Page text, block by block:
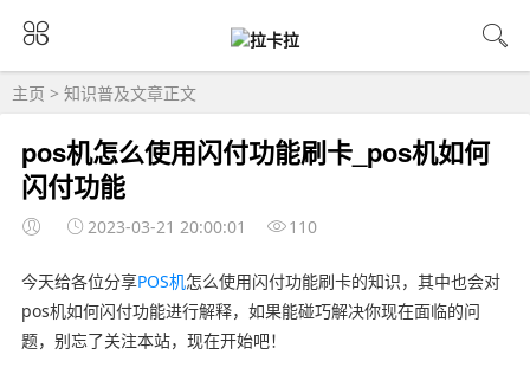
主页 > 知识普及文章正文
pos机怎么使用闪付功能刷卡_pos机如何
闪付功能
2023-03-21 20:00:01 110
今天给各位分享POS机怎么使用闪付功能刷卡的知识，其中也会对
pos机如何闪付功能进行解释，如果能碰巧解决你现在面临的问
题，别忘了关注本站，现在开始吧！